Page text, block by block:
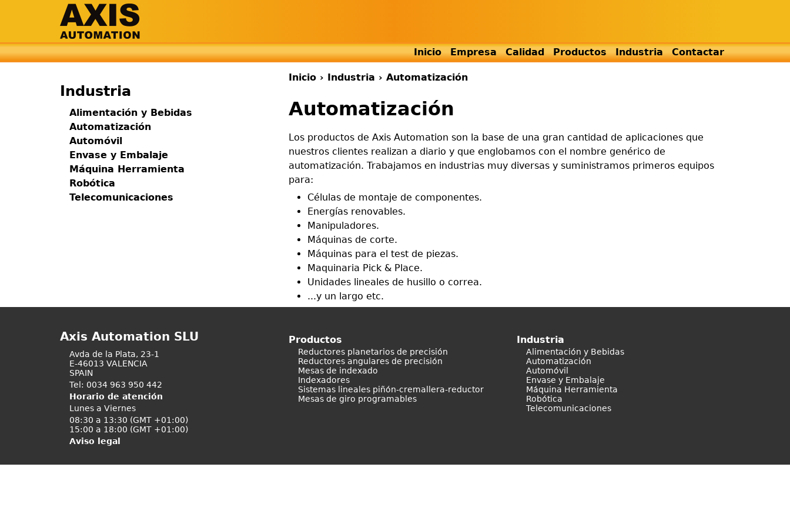
está
aquí
Inicio› Industria › Automatización
to
Automatización
Los productos de Axis Automation son la base de una gran cantidad de aplicaciones que
nuestros clientes realizan a diario y que englobamos con el nombre genérico de
automatización. Trabajamos en industrias muy diversas y suministramos primeros equipos
para:
Células de montaje de componentes.
Energías renovables.
Manipuladores.
Máquinas de corte.
Máquinas para el test de piezas.
Maquinaria Pick & Place.
Unidades lineales de husillo o correa.
...y un largo etc.
Back
to
Menú
principal
Inicio Empresa Calidad Productos Industria Contactar
Industria
Alimentación y Bebidas
Automatización
Automóvil
Envase y Embalaje
Máquina Herramienta
Robótica
Telecomunicaciones
Axis Automation SLU
Avda de la Plata, 23-1
E-46013 VALENCIA
SPAIN
Tel: 0034 963 950 442
Horario de atención
Lunes a Viernes
08:30 a 13:30 (GMT +01:00)
15:00 a 18:00 (GMT +01:00)
Aviso legal
Productos
Reductores planetarios de precisión
Reductores angulares de precisión
Mesas de indexado
Indexadores
Sistemas lineales piñón-cremallera-reductor
Mesas de giro programables
Industria
Alimentación y Bebidas
Automatización
Automóvil
Envase y Embalaje
Máquina Herramienta
Robótica
Telecomunicaciones